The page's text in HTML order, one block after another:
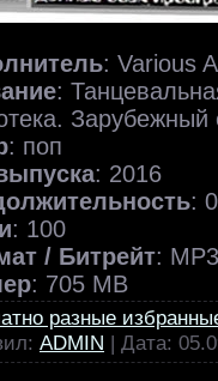
: Various
:
Зарубежный
: поп
: 2016
:
: 100
/ Битрейт:
: 705 MB
разные
ADMIN | Дата: